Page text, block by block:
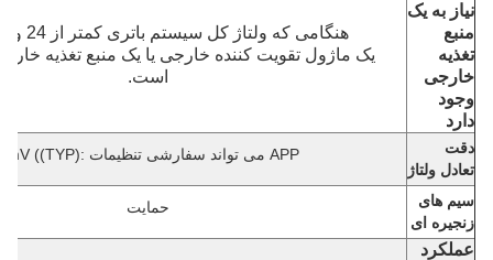
نیاز به یک
منبع
تغذیه
خارجی
وجود
دارد
هنگامی که ولتاژ کل سیستم باتری کمتر از 24 ولت باشد،
یک ماژول تقویت کننده خارجی یا یک منبع تغذیه
است.
دقت
تعادل ولتاژ
APP می تواند سفارشی تنظیمات :1mV ((TYP)
سیم های
زنجیره ای
حمایت
عملکرد